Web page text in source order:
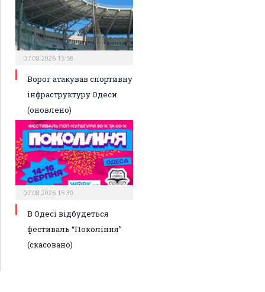
07.08.2026 15:58
Ворог атакував спортивну
інфраструктуру Одеси
(оновлено)
07.08.2026 15:30
В Одесі відбудеться
фестиваль “Покоління”
(скасовано)